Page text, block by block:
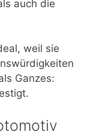
auch die
weil sie
Ganzes: